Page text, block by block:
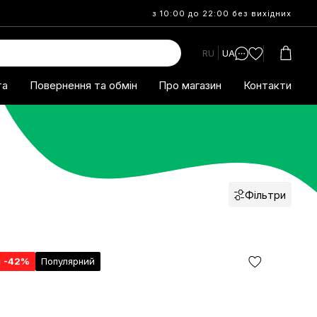
з 10:00 до 22:00 без вихідних
RU UA
Повернення та обмін Про магазин Контакти
Фільтри
-42% Популярний